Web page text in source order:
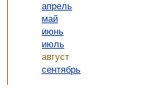
апрель
май
июнь
июль
август
сентябрь